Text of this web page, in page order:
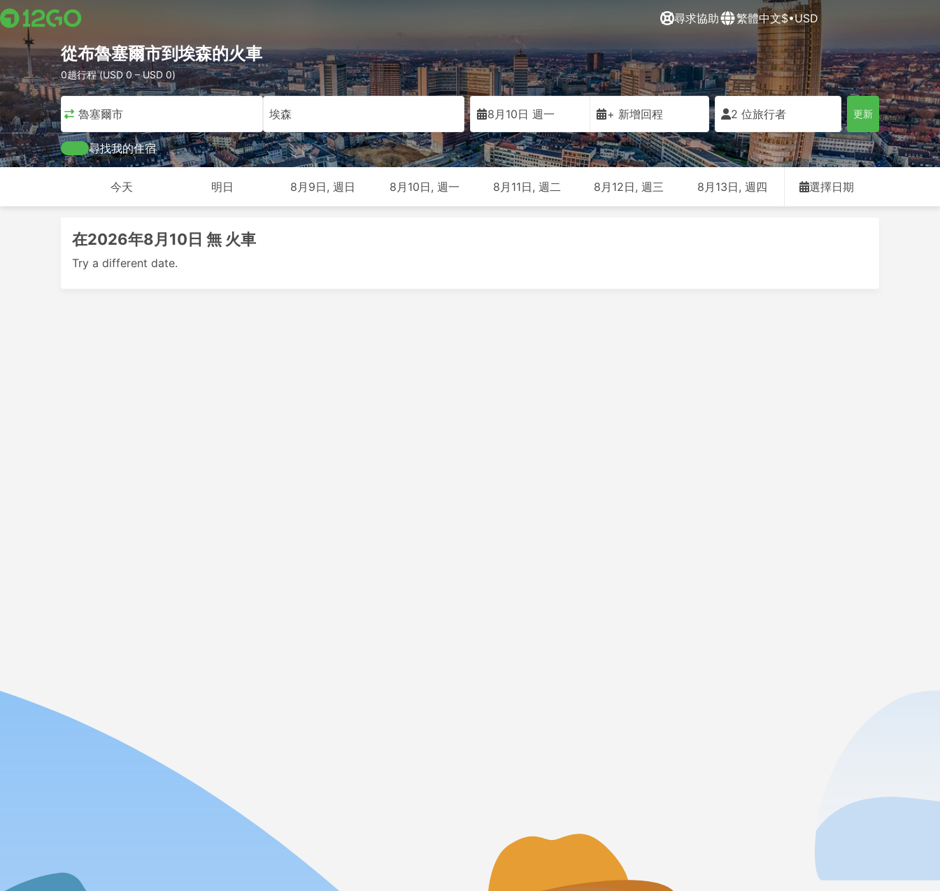
尋求協助 繁體中文$•USD
從布魯塞爾市到埃森的火車
0趟行程 (USD 0 – USD 0)
布魯塞爾市 埃森 8月10日 週一 + 新增回程 2 位旅行者 更新
尋找我的住宿
今天 明日 8月9日, 週日 8月10日, 週一 8月11日, 週二 8月12日, 週三 8月13日, 週四 選擇日期
在2026年8月10日 無 火車
Try a different date.